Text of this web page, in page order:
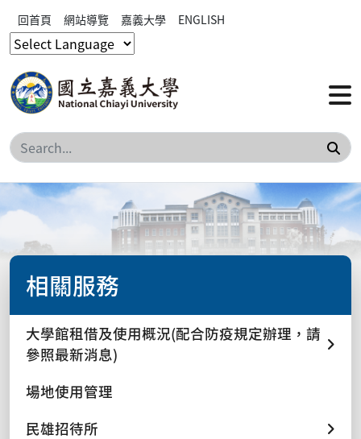
回首頁 網站導覽 嘉義大學 ENGLISH
搜
相關服務
大學館租借及使用概況(配合防疫規定辦理，請
參照最新消息)
場地使用管理
民雄招待所